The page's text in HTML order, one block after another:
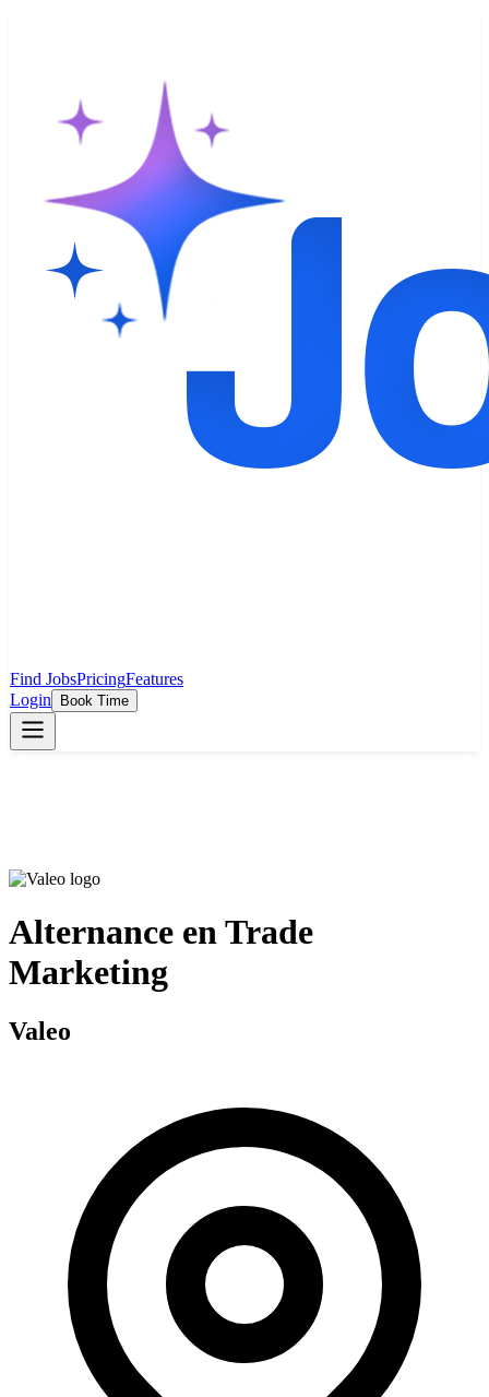
Find JobsPricingFeatures
Login
Book Time
Alternance en Trade
Marketing
Valeo